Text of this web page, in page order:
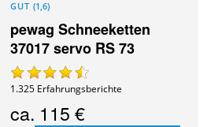
GUT (1,6)
pewag Schneeketten
37017 servo RS 73
1.325 Erfahrungsberichte
ca. 115 €